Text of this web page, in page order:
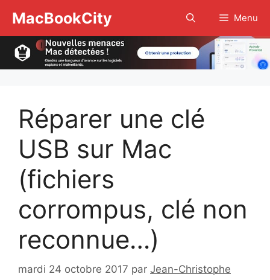
contenu
MacBookCity Menu
Réparer une clé
USB sur Mac
(fichiers
corrompus, clé non
reconnue…)
mardi 24 octobre 2017 par Jean-Christophe